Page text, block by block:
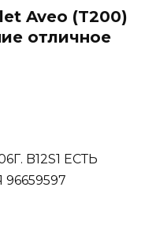
Aveo (T200)
отличное
B12S1 ЕСТЬ